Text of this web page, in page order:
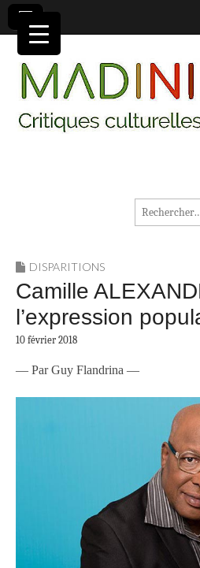
Rechercher :
DISPARITIONS
Camille
l’expression
10 février 2018
— Par Guy Flandrina —